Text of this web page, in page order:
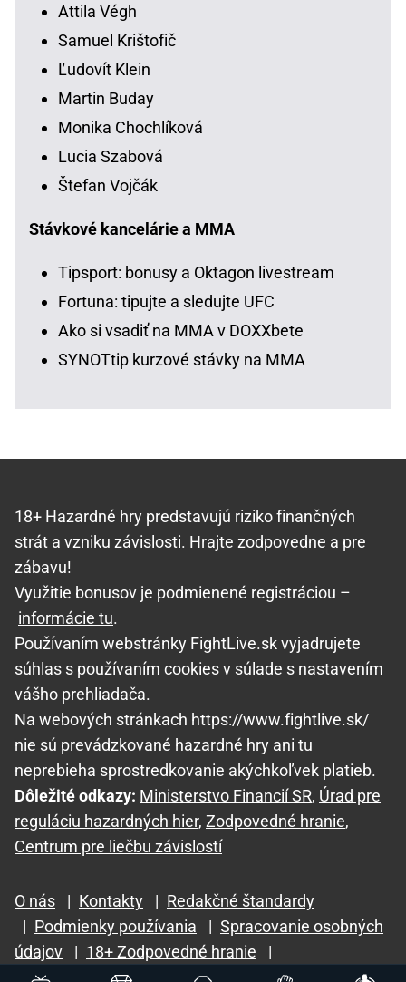
Attila Végh
Samuel Krištofič
Ľudovít Klein
Martin Buday
Monika Chochlíková
Lucia Szabová
Štefan Vojčák
Stávkové kancelárie a MMA
Tipsport: bonusy a Oktagon livestream
Fortuna: tipujte a sledujte UFC
Ako si vsadiť na MMA v DOXXbete
SYNOTtip kurzové stávky na MMA
18+ Hazardné hry predstavujú riziko finančných
strát a vzniku závislosti. Hrajte zodpovedne a pre
zábavu!
Využitie bonusov je podmienené registráciou –
informácie tu.
Používaním webstránky FightLive.sk vyjadrujete
súhlas s používaním cookies v súlade s nastavením
vášho prehliadača.
Na webových stránkach https://www.fightlive.sk/
nie sú prevádzkované hazardné hry ani tu
neprebieha sprostredkovanie akýchkoľvek platieb.
Dôležité odkazy: Ministerstvo Financií SR, Úrad pre
reguláciu hazardných hier, Zodpovedné hranie,
Centrum pre liečbu závislostí
O nás | Kontakty | Redakčné štandardy
| Podmienky používania | Spracovanie osobných
údajov
| 18+ Zodpovedné hranie
|
GTO Solutions, s.r.o.